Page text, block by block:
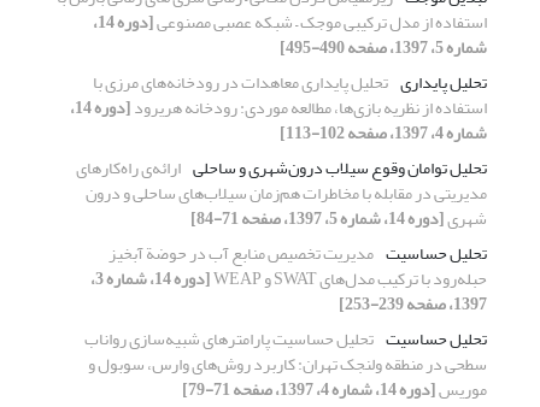
استفاده از مدل ترکیبی موجک – شبکه عصبی مصنوعی [دوره 14،
شماره 5، 1397، صفحه 490-495]
تحلیل پایداری تحلیل پایداری معاهدات در رودخانه‌های مرزی با
استفاده از نظریه بازی‌ها‌‌، مطالعه موردی: رودخانه هریرود [دوره 14،
شماره 4، 1397، صفحه 102-113]
تحلیل توامان وقوع سیلاب درون‌شهری و ساحلی ارائه‌ی راه‌کارهای
مدیریتی در مقابله با مخاطرات هم‌زمان سیلاب‌های ساحلی و درون
شهری[دوره 14، شماره 5، 1397، صفحه 71-84]
تحلیل حساسیت مدیریت تخصیص منابع آب در حوضة آبخیز
حبله‌رود با ترکیب مدل‌های SWAT و WEAP [دوره 14، شماره 3،
1397، صفحه 239-253]
تحلیل حساسیت تحلیل حساسیت پارامترهای شبیه‌سازی رواناب
سطحی در منطقه ولنجک تهران: کاربرد روش‌های وارس، سوبول و
موریس[دوره 14، شماره 4، 1397، صفحه 71-79]